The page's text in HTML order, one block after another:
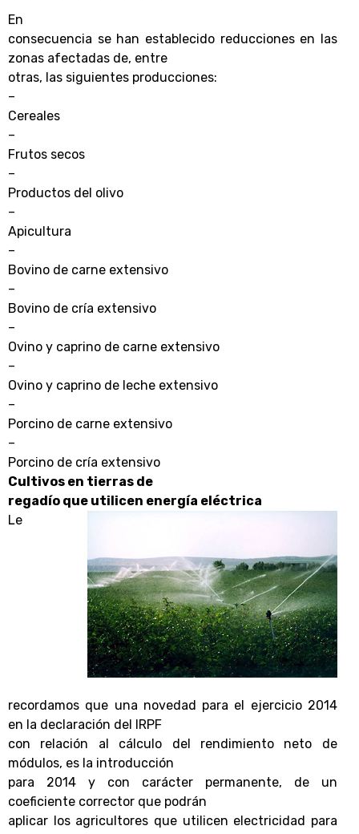
En
consecuencia se han establecido reducciones en las
zonas afectadas de, entre
otras, las siguientes producciones:
–
Cereales
–
Frutos secos
–
Productos del olivo
–
Apicultura
–
Bovino de carne extensivo
–
Bovino de cría extensivo
–
Ovino y caprino de carne extensivo
–
Ovino y caprino de leche extensivo
–
Porcino de carne extensivo
–
Porcino de cría extensivo
Cultivos en tierras de
regadío que utilicen energía eléctrica
Le
recordamos que una novedad para el ejercicio 2014
en la declaración del IRPF
con relación al cálculo del rendimiento neto de
módulos, es la introducción
para 2014 y con carácter permanente, de un
coeficiente corrector que podrán
aplicar los agricultores que utilicen electricidad para